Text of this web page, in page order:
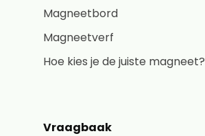
Magneetbord
Magneetverf
Hoe kies je de juiste magneet?
Vraagbaak